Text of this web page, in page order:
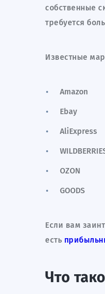
собственные
требуется
Известные
Amazon
Ebay
AliExpress
OZON
GOODS
Если вам
есть
Что